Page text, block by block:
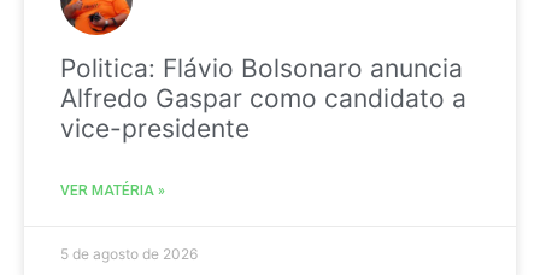
Politica: Flávio Bolsonaro anuncia
Alfredo Gaspar como candidato a
vice-presidente
VER MATÉRIA »
5 de agosto de 2026